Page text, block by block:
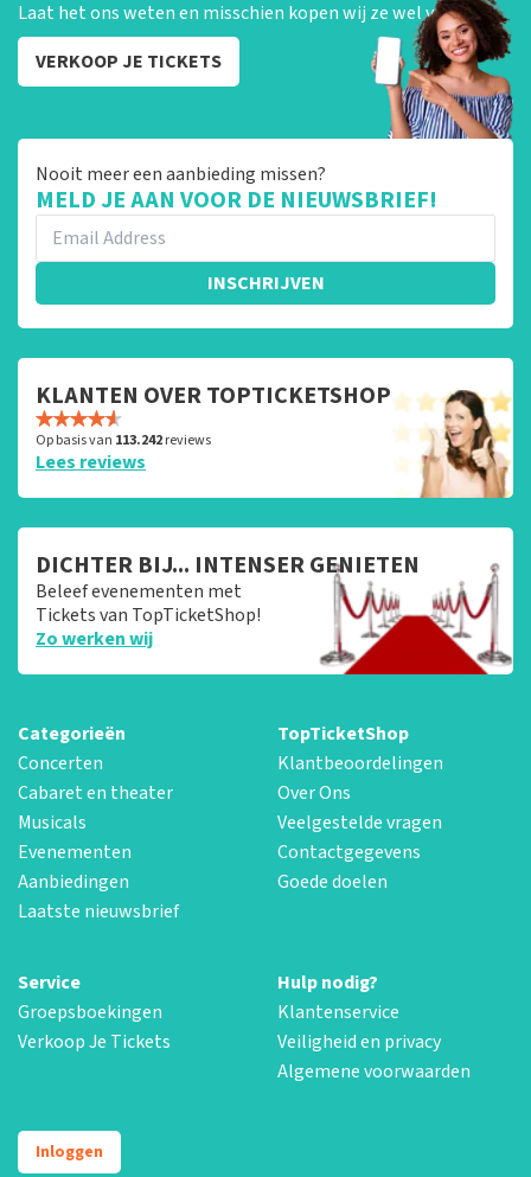
Laat het ons weten en misschien kopen wij ze wel van je!
VERKOOP JE TICKETS
Nooit meer een aanbieding missen?
MELD JE AAN VOOR DE NIEUWSBRIEF!
INSCHRIJVEN
KLANTEN OVER TOPTICKETSHOP
Op basis van 113.242reviews
Lees reviews
DICHTER BIJ... INTENSER GENIETEN
Beleef evenementen met
Tickets van TopTicketShop!
Zo werken wij
Categorieën
Concerten
Cabaret en theater
Musicals
Evenementen
Aanbiedingen
Laatste nieuwsbrief
TopTicketShop
Klantbeoordelingen
Over Ons
Veelgestelde vragen
Contactgegevens
Goede doelen
Service
Groepsboekingen
Verkoop Je Tickets
Hulp nodig?
Klantenservice
Veiligheid en privacy
Algemene voorwaarden
Inloggen